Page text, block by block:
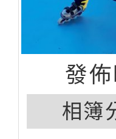
發
相簿